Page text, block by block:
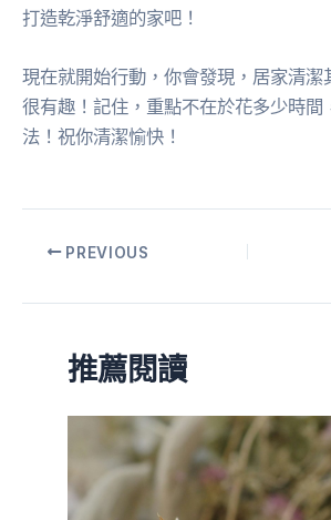
打造乾淨舒適的家吧！
現在就開始行動，你會發現，居家清潔
很有趣！記住，重點不在於花多少時間
法！祝你清潔愉快！
PREVIOUS
推薦閱讀